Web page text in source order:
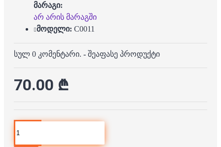
მარაგი:
არ არის მარაგში
მოდელი: C0011
სულ 0 კომენტარი. - შეაფასე პროდუქტი
70.00 ₾